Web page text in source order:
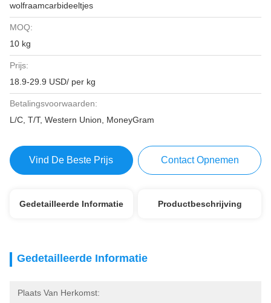
wolfraamcarbideeltjes
MOQ:
10 kg
Prijs:
18.9-29.9 USD/ per kg
Betalingsvoorwaarden:
L/C, T/T, Western Union, MoneyGram
Vind De Beste Prijs Contact Opnemen
Gedetailleerde Informatie Productbeschrijving
Gedetailleerde Informatie
Plaats Van Herkomst: